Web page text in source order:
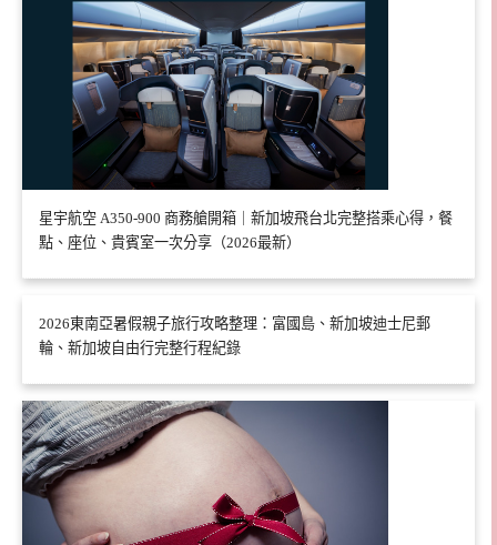
星宇航空 A350-900 商務艙開箱｜新加坡飛台北完整搭乘心得，餐
點、座位、貴賓室一次分享（2026最新）
2026東南亞暑假親子旅行攻略整理：富國島、新加坡迪士尼郵
輪、新加坡自由行完整行程紀錄